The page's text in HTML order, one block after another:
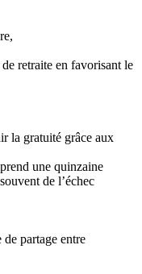
retraite en favorisant le
la gratuité grâce aux
une quinzaine
de l’échec
partage entre